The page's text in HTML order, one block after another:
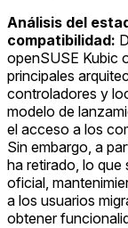
Análisis del
compatibilidad:
openSUSE Kubic
principales
controladores y
modelo de
el acceso a los
Sin embargo, a
ha retirado, lo
oficial,
a los usuarios
obtener